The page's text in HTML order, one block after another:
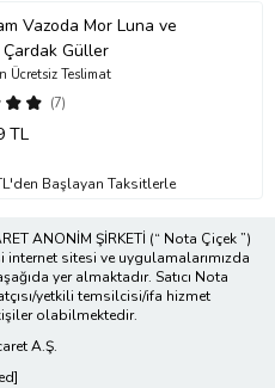
Vazoda Mor Luna ve
Çardak Güller
(7)
Ücretsiz Teslimat
TL
Başlayan Taksitlerle
ANONİM ŞİRKETİ (“ Nota Çiçek ”)
sitesi ve uygulamalarımızda
yer almaktadır. Satıcı Nota
yetkili temsilcisi/ifa hizmet
olabilmektedir.
A.Ş.